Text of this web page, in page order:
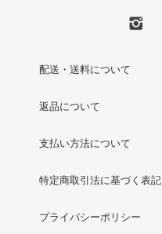
配送・送料について
返品について
支払い方法について
特定商取引法に基づく表記
プライバシーポリシー